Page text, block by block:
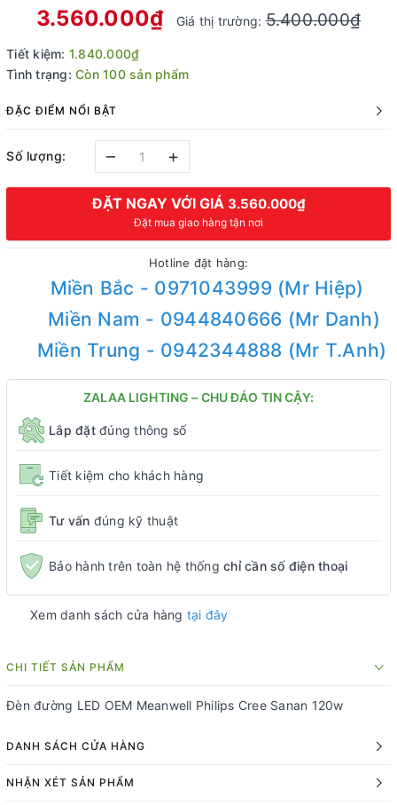
3.560.000₫ Giá thị trường:5.400.000₫
Tiết kiệm: 1.840.000₫
Tình trạng: Còn 100 sản phẩm
ĐẶC ĐIỂM NỔI BẬT
Số lượng: – +
ĐẶT NGAY VỚI GIÁ 3.560.000₫
Đặt mua giao hàng tận nơi
Hotline đặt hàng:
Miền Bắc - 0971043999 (Mr Hiệp)
Miền Nam - 0944840666 (Mr Danh)
Miền Trung - 0942344888 (Mr T.Anh)
ZALAA LIGHTING – CHU ĐÁO TIN CẬY:
Lắp đặtđúng thông số
Tiết kiệm cho khách hàng
Tư vấn đúng kỹ thuật
Bảo hành trên toàn hệ thống chỉ cần số điện thoại
Xem danh sách cửa hàng tại đây
CHI TIẾT SẢN PHẨM
Đèn đường LED OEM Meanwell Philips Cree Sanan 120w
DANH SÁCH CỬA HÀNG
NHẬN XÉT SẢN PHẨM